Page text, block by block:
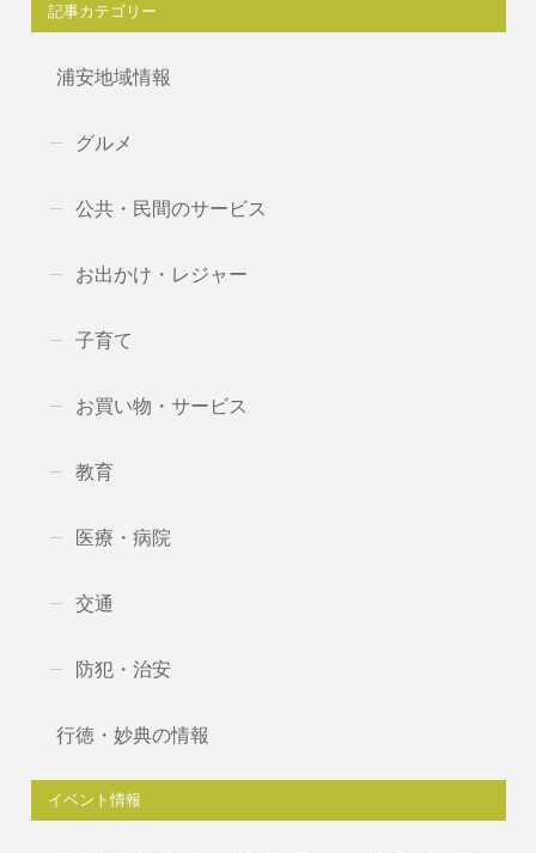
記事カテゴリー
浦安地域情報
グルメ
公共・民間のサービス
お出かけ・レジャー
子育て
お買い物・サービス
教育
医療・病院
交通
防犯・治安
行徳・妙典の情報
イベント情報